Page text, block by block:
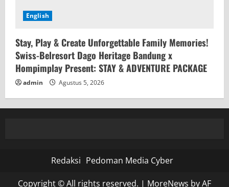
English
Stay, Play & Create Unforgettable Family Memories!
Swiss-Belresort Dago Heritage Bandung x
Hompimplay Present: STAY & ADVENTURE PACKAGE
admin Agustus 5, 2026
Redaksi Pedoman Media Cyber
Copyright © All rights reserved. | MoreNews by AF